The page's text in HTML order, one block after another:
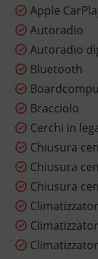
Apple
Autoradio
Autoradio
Bluetooth
Bracciolo
Cerchi in
Chiusura
Chiusura
Chiusura